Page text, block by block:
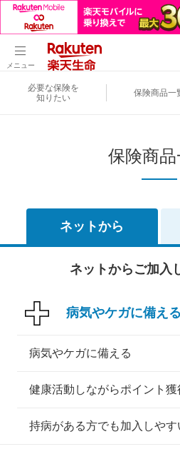
メニュー
必要な保険を
知りたい
保険商品一
保険商品
ネットから
ネットからご加入
病気やケガに備え
病気やケガに備える
健康活動しながらポイント獲
持病がある方でも加入しやす